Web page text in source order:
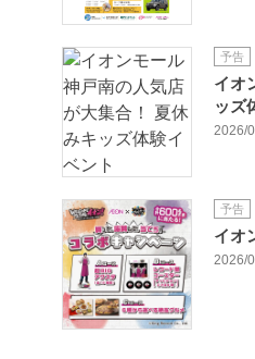
予告
イオ
ッズ
2026/
予告
イオ
2026/